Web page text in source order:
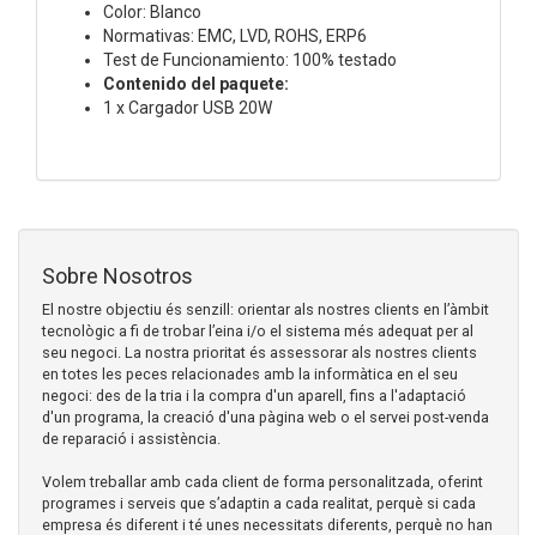
Color: Blanco
Normativas: EMC, LVD, ROHS, ERP6
Test de Funcionamiento: 100% testado
Contenido del paquete:
1 x Cargador USB 20W
Sobre Nosotros
El nostre objectiu és senzill: orientar als nostres clients en l’àmbit
tecnològic a fi de trobar l’eina i/o el sistema més adequat per al
seu negoci. La nostra prioritat és assessorar als nostres clients
en totes les peces relacionades amb la informàtica en el seu
negoci: des de la tria i la compra d'un aparell, fins a l'adaptació
d'un programa, la creació d'una pàgina web o el servei post-venda
de reparació i assistència.
Volem treballar amb cada client de forma personalitzada, oferint
programes i serveis que s’adaptin a cada realitat, perquè si cada
empresa és diferent i té unes necessitats diferents, perquè no han